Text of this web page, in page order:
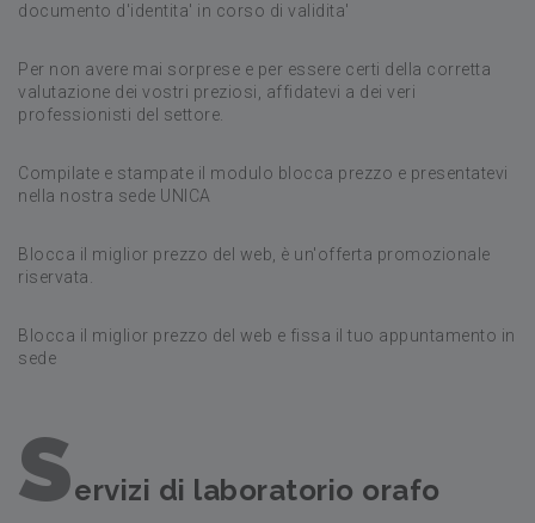
documento d'identita' in corso di validita'
Per non avere mai sorprese e per essere certi della corretta
valutazione dei vostri preziosi, affidatevi a dei veri
professionisti del settore.
Compilate e stampate il modulo blocca prezzo e presentatevi
nella nostra sede UNICA
Blocca il miglior prezzo del web, è un'offerta promozionale
riservata.
Blocca il miglior prezzo del web e fissa il tuo appuntamento in
sede
S ervizi di laboratorio orafo